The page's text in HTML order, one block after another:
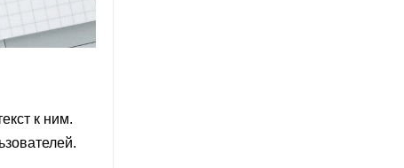
к ним.